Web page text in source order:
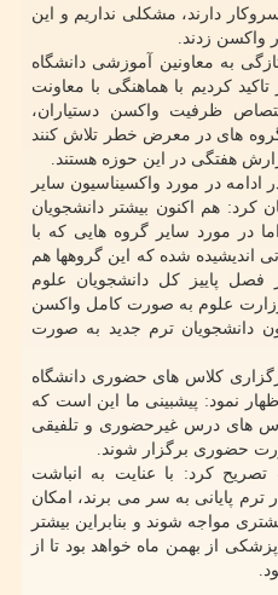
دارند، مشکلی نداریم و این
واکسن زدند.
به معاونین آموزشی دانشگاه
کردیم با هماهنگی با معاونت
ظرفیت واکسن دستیاران،
گروه های در معرض خطر تلاش کنند
هفتگی در این حوزه هستند.
در مورد واکسیناسیون سایر
کرد: هم اکنون بیشتر دانشجویان
در مورد سایر گروه هایی که با
اندیشیده شده که این گروهها هم
فصل پاییز کل دانشجویان علوم
علوم به صورت کامل واکسن
دانشجویان ترم جدید به صورت
کلاس های حضوری دانشگاه
نمود: پیشبینی ما این است که
های درس غیرحضوری و تلفیقی
حضوری برگزار شوند.
کرد: با عنایت به انباشت
پایانی به سر می برند، امکان
مواجه شوند و بنابراین بیشتر
از بهمن ماه خواهد بود تا از